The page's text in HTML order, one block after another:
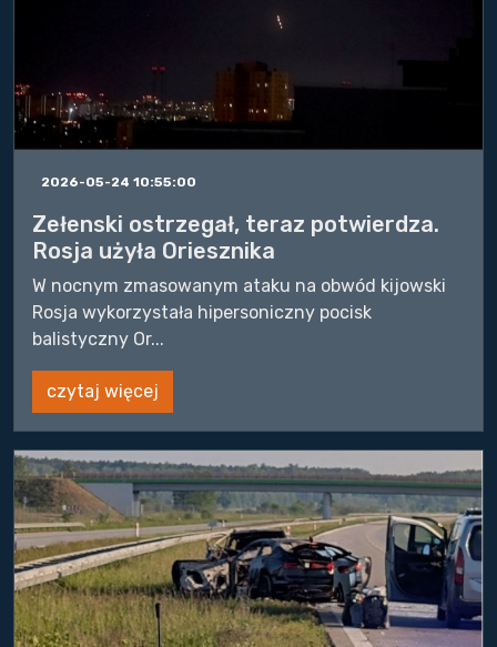
2026-05-24 10:55:00
Zełenski ostrzegał, teraz potwierdza.
Rosja użyła Oriesznika
W nocnym zmasowanym ataku na obwód kijowski
Rosja wykorzystała hipersoniczny pocisk
balistyczny Or...
czytaj więcej